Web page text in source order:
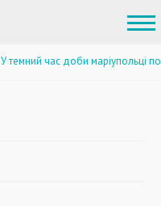
У темний час доби маріупольці